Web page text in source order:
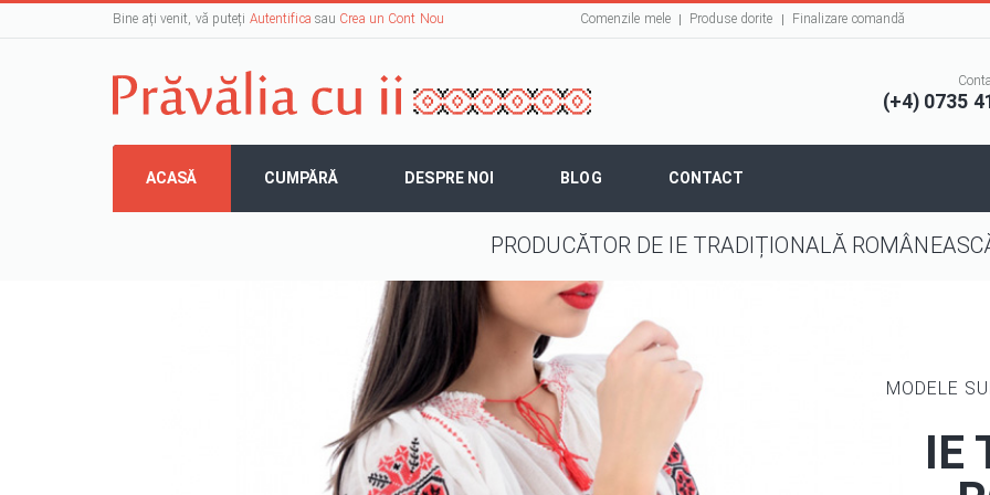
Bine ați venit, vă puteți Autentifica sau Crea un Cont Nou Comenzile mele Produse dorite Finalizare comandă
(+4) 0735
ACASĂ CUMPĂRĂ DESPRE NOI BLOG CONTACT
PRODUCĂTOR DE IE TRADIȚIONALĂ
MODELE
IE